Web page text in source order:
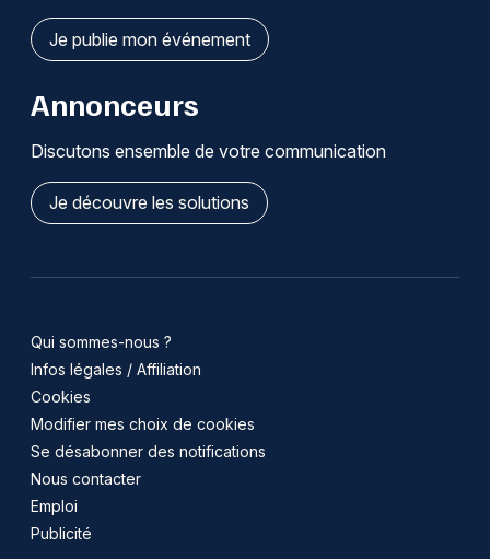
Je publie mon événement
Annonceurs
Discutons ensemble de votre communication
Je découvre les solutions
Qui sommes-nous ?
Infos légales / Affiliation
Cookies
Modifier mes choix de cookies
Se désabonner des notifications
Nous contacter
Emploi
Publicité